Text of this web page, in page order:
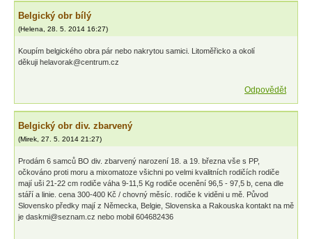
Belgický obr bílý
(Helena 28. 5. 2014 16:27)
Koupím belgického obra pár nebo nakrytou samici. Litoměřicko a okolí
děkuji helavorak@centrum.cz
Odpovědět
Belgický obr div. zbarvený
(Mirek, 27. 5. 2014 21:27)
Prodám 6 samců BO div. zbarvený narození 18. a 19. března vše s PP,
očkováno proti moru a mixomatoze všichni po velmi kvalitních rodičích rodiče
mají uši 21-22 cm rodiče váha 9-11,5 Kg rodiče ocenění 96,5 - 97,5 b, cena dle
stáří a linie. cena 300-400 Kč / chovný měsíc. rodiče k viděni u mě. Původ
Slovensko předky mají z Německa, Belgie, Slovenska a Rakouska kontakt na mě
je daskmi@seznam.cz nebo mobil 604682436